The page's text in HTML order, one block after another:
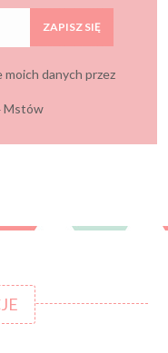
ZAPISZ SIĘ
moich danych przez
Mstów